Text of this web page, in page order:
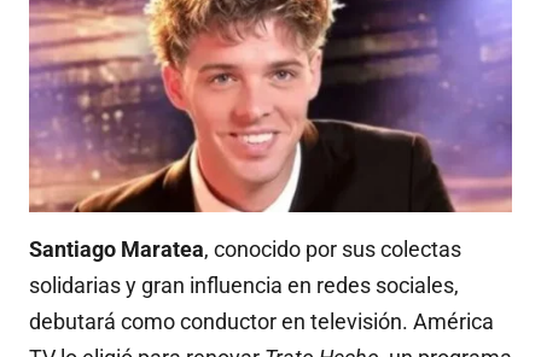
Santiago Maratea, conocido por sus colectas
solidarias y gran influencia en redes sociales,
debutará como conductor en televisión. América